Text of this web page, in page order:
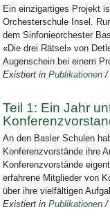
Ein einzigartiges Projekt
Orchesterschule Insel.
dem Sinfonieorchester
«Die drei Rätsel» von
Augenschein bei einem
Existiert in Publikationen
Teil 1: Ein Jahr
An den Basler Schulen
Konferenzvorstände ihre
Konferenzvorstände
erfahrene Mitglieder von
über ihre vielfältigen
Existiert in Publikationen